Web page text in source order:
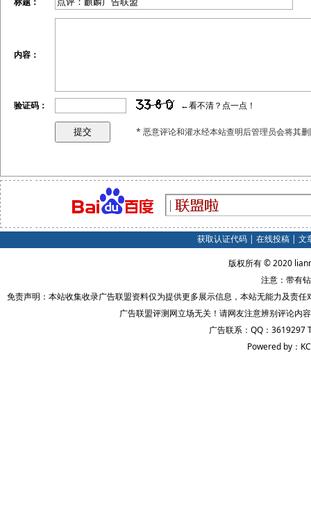
内容：
验证码： ←看不清？点一点！
* 恶意评论和灌水经本站查明后管理员会将其
获取认证代码| 在线投稿| 文
版权所有 © 2020
注意：带有
免责声明：本站收集收录广告联盟资料仅为提供更多展示信息，本站无能力及责
广告联盟评测网立场无关！请网友注意辨别评论内
广告联系：QQ：3619297
Powered by：